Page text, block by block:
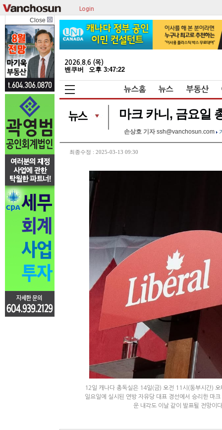
Login
Close
2026.8.6 (목)
밴쿠버 오후 3:47:23
뉴스홈 뉴스 부동산
마크 카니, 금요일
손상호 기자 ssh@vanchosun.com
최종수정 : 2025-03-13 09:30
12일 캐나다 총독실은 14일(금) 오전 11시(동부시간)
일요일에 실시된 연방 자유당 대표 경선에서 승리한 마
운 내각도 이날 같이 발표될 전망